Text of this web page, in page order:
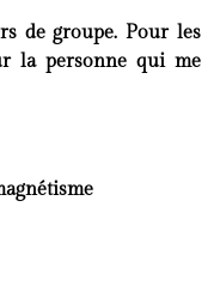
de groupe. Pour les
la personne qui me